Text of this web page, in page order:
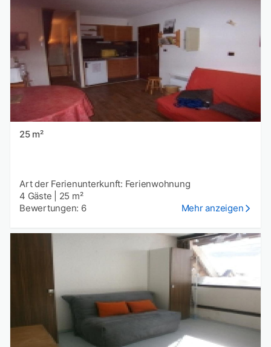
25 m²
Art der Ferienunterkunft: Ferienwohnung
4 Gäste
25 m²
Bewertungen: 6
Mehr anzeigen